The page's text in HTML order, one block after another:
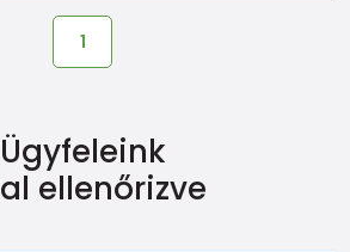
1
Ügyfeleink
ellenőrizve